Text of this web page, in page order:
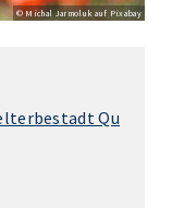
© Michal Jarmoluk auf Pixabay
Qu